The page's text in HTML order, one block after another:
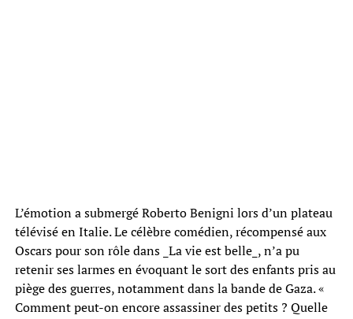
L’émotion a submergé Roberto Benigni lors d’un plateau
télévisé en Italie. Le célèbre comédien, récompensé aux
Oscars pour son rôle dans _La vie est belle_, n’a pu
retenir ses larmes en évoquant le sort des enfants pris au
piège des guerres, notamment dans la bande de Gaza. «
Comment peut-on encore assassiner des petits ? Quelle